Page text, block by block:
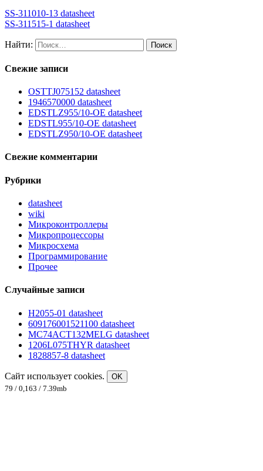
SS-311010-13 datasheet
SS-311515-1 datasheet
Найти:
Свежие записи
OSTTJ075152 datasheet
1946570000 datasheet
EDSTLZ955/10-OE datasheet
EDSTL955/10-OE datasheet
EDSTLZ950/10-OE datasheet
Свежие комментарии
Рубрики
datasheet
wiki
Микроконтроллеры
Микропроцессоры
Микросхема
Программирование
Прочее
Случайные записи
H2055-01 datasheet
609176001521100 datasheet
MC74ACT132MELG datasheet
1206L075THYR datasheet
1828857-8 datasheet
Сайт использует cookies.
OK
79 / 0,163 / 7.39mb